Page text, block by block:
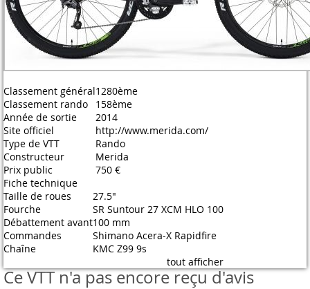
Classement général1280ème
Classement rando
158ème
Année de sortie
2014
Site officiel
http://www.merida.com/
Type de VTT
Rando
Constructeur
Merida
Prix public
750 €
Fiche technique
Taille de roues
27.5"
Fourche
SR Suntour 27 XCM HLO 100
Débattement avant100 mm
Commandes
Shimano Acera-X Rapidfire
Chaîne
KMC Z99 9s
tout afficher
Ce VTT n'a pas encore reçu d'avis